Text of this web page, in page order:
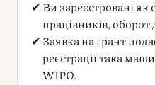
Ви зареєстровані
працівників,
Заявка на грант
реєстрації така
WIPO.